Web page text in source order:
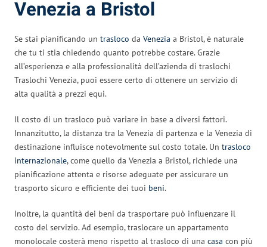
Venezia a Bristol
Se stai pianificando un trasloco da Venezia a Bristol, è naturale
che tu ti stia chiedendo quanto potrebbe costare. Grazie
all’esperienza e alla professionalità dell’azienda di traslochi
Traslochi Venezia, puoi essere certo di ottenere un servizio di
alta qualità a prezzi equi.
Il costo di un trasloco può variare in base a diversi fattori.
Innanzitutto, la distanza tra la Venezia di partenza e la Venezia di
destinazione influisce notevolmente sul costo totale. Un trasloco
internazionale, come quello da Venezia a Bristol, richiede una
pianificazione attenta e risorse adeguate per assicurare un
trasporto sicuro e efficiente dei tuoi beni.
Inoltre, la quantità dei beni da trasportare può influenzare il
costo del servizio. Ad esempio, traslocare un appartamento
monolocale costerà meno rispetto al trasloco di una casa con più